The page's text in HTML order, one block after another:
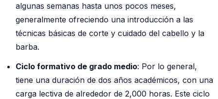
algunas semanas hasta unos pocos meses,
generalmente ofreciendo una introducción a las
técnicas básicas de corte y cuidado del cabello y la
barba.
Ciclo formativo de grado medio: Por lo general,
tiene una duración de dos años académicos, con una
carga lectiva de alrededor de 2,000 horas. Este ciclo